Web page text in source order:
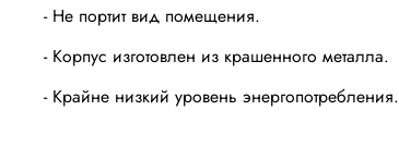
- Не портит вид помещения.
- Корпус изготовлен из крашенного металла.
- Крайне низкий уровень энергопотребления.